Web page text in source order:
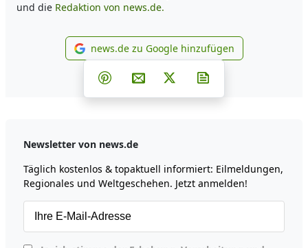
und die Redaktion von news.de.
news.de zu Google
news.de zu Google hinzufügen
Teilen auf Facebook
Teilen auf Whatsapp
Teilen auf Telegram
Teilen auf Pinterest
Per E-Mail teilen
Post auf X
Newsletter von news.de
Täglich kostenlos & topaktuell informiert: Eilmeldungen,
Regionales und Weltgeschehen. Jetzt anmelden!